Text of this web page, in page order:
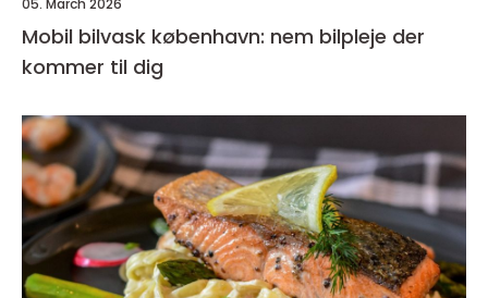
05. March 2026
Mobil bilvask københavn: nem bilpleje der
kommer til dig